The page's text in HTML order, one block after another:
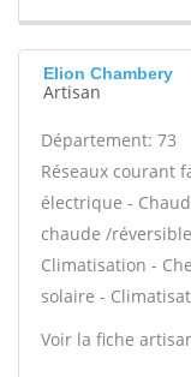
Elion Chambery
Artisan
Département: 73
Réseaux courant
électrique -
chaude /
Climatisation -
solaire -
Voir la fiche